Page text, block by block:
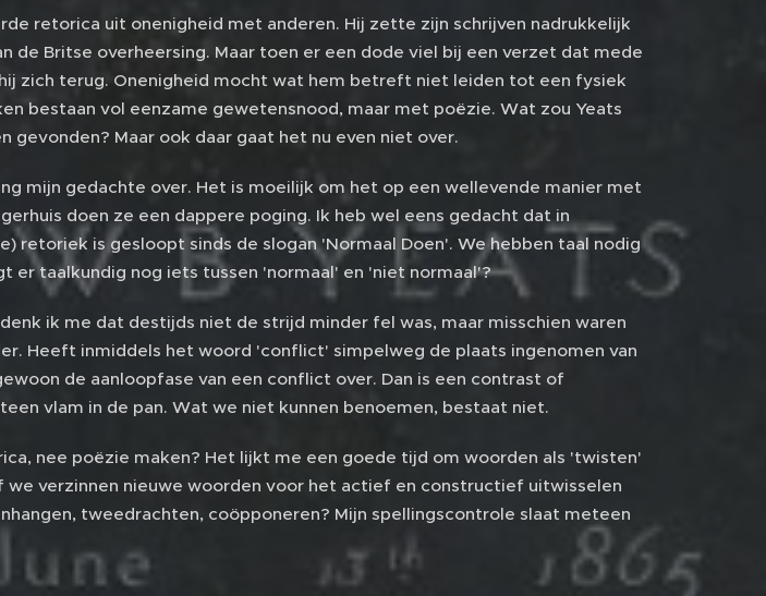
retorica uit onenigheid met anderen. Hij zette zijn schrijven nadrukkelijk
de Britse overheersing. Maar toen er een dode viel bij een verzet dat mede
zich terug. Onenigheid mocht wat hem betreft niet leiden tot een fysiek
bestaan vol eenzame gewetensnood, maar met poëzie. Wat zou Yeats
gevonden? Maar ook daar gaat het nu even niet over.
mijn gedachte over. Het is moeilijk om het op een wellevende manier met
doen ze een dappere poging. Ik heb wel eens gedacht dat in
retoriek is gesloopt sinds de slogan 'Normaal Doen'. We hebben taal nodig
er taalkundig nog iets tussen 'normaal' en 'niet normaal'?
ik me dat destijds niet de strijd minder fel was, maar misschien waren
Heeft inmiddels het woord 'conflict' simpelweg de plaats ingenomen van
de aanloopfase van een conflict over. Dan is een contrast of
vlam in de pan. Wat we niet kunnen benoemen, bestaat niet.
nee poëzie maken? Het lijkt me een goede tijd om woorden als 'twisten'
we verzinnen nieuwe woorden voor het actief en constructief uitwisselen
tweedrachten, coöpponeren? Mijn spellingscontrole slaat meteen